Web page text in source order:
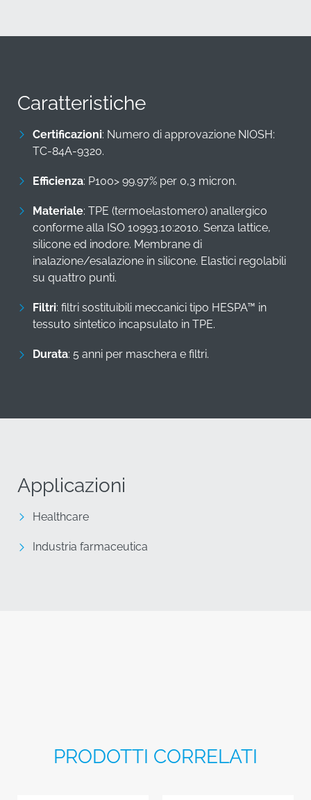
84A-9320.
Efficienza P100> 99.97% per 0,3 micron.
Materiale TPE (termoelastomero) anallergico
conforme alla ISO 10993.10:2010. Senza lattice,
inalazione/esalazione in silicone. Elastici regolabili
su quattro punti.
Filtri
filtri sostituibili meccanici tipo HESPA™ in
tessuto sintetico incapsulato in TPE.
Durata 5 anni per maschera e filtri.
Industria farmaceutica